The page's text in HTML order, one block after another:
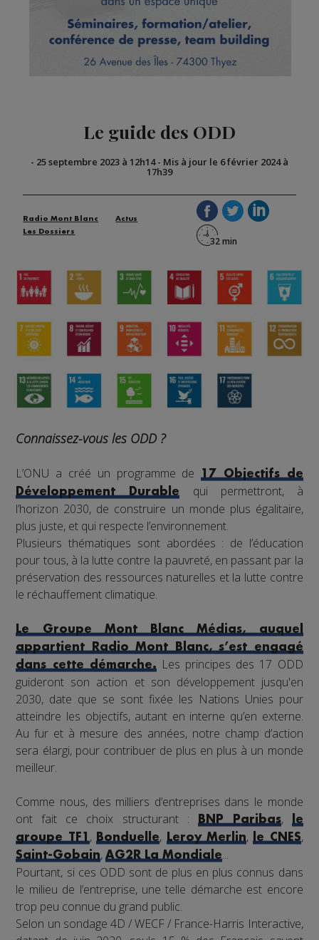
Le guide des ODD
- 25 septembre 2023 à 12h14- Mis à jour le 6 février 2024 à
17h39
Radio Mont Blanc
Actus
Les Dossiers
Connaissez-vous les ODD ?
L’ONU a créé un programme de17 Objectifs de
Développement Durable
qui permettront, à
l’horizon 2030, de construire un monde plus égalitaire,
plus juste, et qui respecte l’environnement.
Plusieurs thématiques sont abordées : de l’éducation
pour tous, à la lutte contre la pauvreté, en passant par la
préservation des ressources naturelles et la lutte contre
le réchauffement climatique.
Le Groupe Mont Blanc Médias, auquel
appartient Radio Mont Blanc, s’est engagé
dans cette démarche.Les principes des 17 ODD
guideront son action et son développement jusqu'en
2030, date que se sont fixée les Nations Unies pour
atteindre les objectifs, autant en interne qu’en externe.
Au fur et à mesure des années, notre champ d’action
sera élargi, pour contribuer de plus en plus à un monde
meilleur.
Comme nous, des milliers d’entreprises dans le monde
ont fait ce choix structurant :
BNP Paribas,
le
groupe TF1,Bonduelle, Leroy Merlin,le CNES,
Saint-Gobain,AG2R La Mondiale...
Pourtant, si ces ODD sont de plus en plus connus dans
le milieu de l’entreprise, une telle démarche est encore
trop peu connue du grand public.
Selon un sondage 4D / WECF / France-Harris Interactive,